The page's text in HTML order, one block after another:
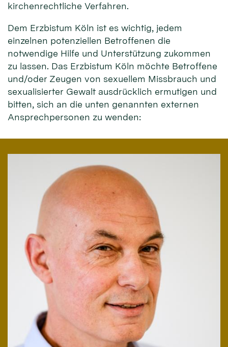
kirchenrechtliche Verfahren.
Dem Erzbistum Köln ist es wichtig, jedem
einzelnen potenziellen Betroffenen die
notwendige Hilfe und Unterstützung zukommen
zu lassen. Das Erzbistum Köln möchte Betroffene
und/oder Zeugen von sexuellem Missbrauch und
sexualisierter Gewalt ausdrücklich ermutigen und
bitten, sich an die unten genannten externen
Ansprechpersonen zu wenden: